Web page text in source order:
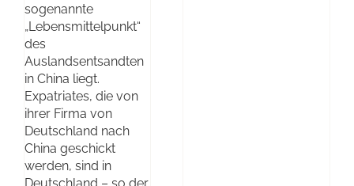
sogenannte
„Lebensmittelpunkt“
des
Auslandsentsandten
in China liegt.
Expatriates, die von
ihrer Firma von
Deutschland nach
China geschickt
werden, sind in
Deutschland – so der